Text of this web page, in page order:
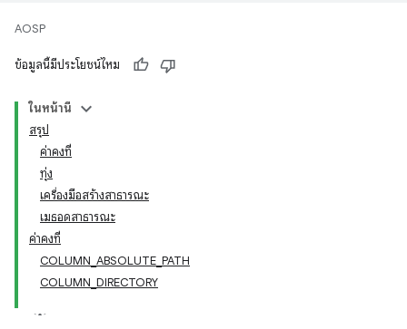
AOSP
ข้อมูลนี้มีประโยชน์ไหม
ในหน้านี้
สรุป
ค่าคงที่
ทุ่ง
เครื่องมือสร้างสาธารณะ
เมธอดสาธารณะ
ค่าคงที่
COLUMN_ABSOLUTE_PATH
COLUMN_DIRECTORY